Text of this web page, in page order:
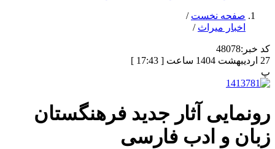
صفحه نخست /
اخبار میراث /
کد خبر:48078
27 اردیبهشت 1404 ساعت [ 17:43 ]
پ
رونمایی آثار جدید فرهنگستان
زبان و ادب فارسی